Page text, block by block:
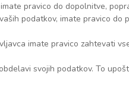
pravico do dopolnitve,
podatkov, imate pravico do
imate pravico zahtevati
svojih podatkov. To